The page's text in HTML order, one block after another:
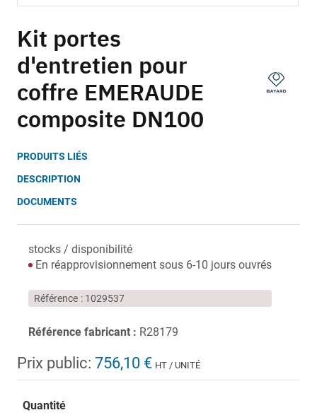
to
the
beginning
of
the
gallery
Kit portes
d'entretien pour
coffre EMERAUDE
composite DN100
PRODUITS LIÉS
DESCRIPTION
DOCUMENTS
stocks / disponibilité
En réapprovisionnement sous 6-10 jours ouvrés
Référence 1029537
Référence fabricant : R28179
Prix public: 756,10 € HT / UNITÉ
Quantité